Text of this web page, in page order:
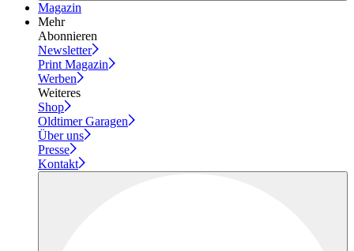
Magazin
Mehr
Abonnieren
Newsletter
Print Magazin
Werben
Weiteres
Shop
Oldtimer Garagen
Über uns
Presse
Kontakt